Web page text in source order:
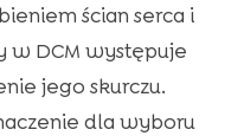
ścian serca i
w DCM występuje
jego skurczu.
dla wyboru